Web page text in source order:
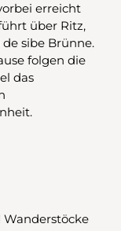
erreicht
sibe Brünne.
folgen die
das
Wanderstöcke